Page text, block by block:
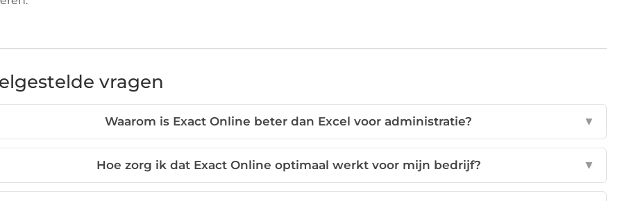
vragen
Waarom is Exact Online beter dan Excel voor administratie? ▼
Hoe zorg ik dat Exact Online optimaal werkt voor mijn bedrijf? ▼